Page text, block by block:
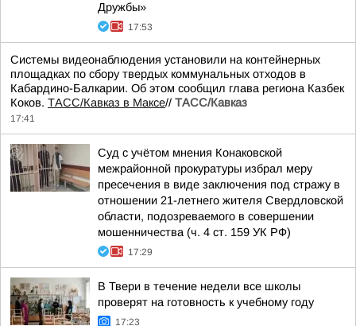
Дружбы»
17:53
Системы видеонаблюдения установили на контейнерных
площадках по сбору твердых коммунальных отходов в
Кабардино-Балкарии. Об этом сообщил глава региона Казбек
Коков. ТАСС/Кавказ в Максе// ТАСС/Кавказ
17:41
Суд с учётом мнения Конаковской
межрайонной прокуратуры избрал меру
пресечения в виде заключения под стражу в
отношении 21-летнего жителя Свердловской
области, подозреваемого в совершении
мошенничества (ч. 4 ст. 159 УК РФ)
17:29
В Твери в течение недели все школы
проверят на готовность к учебному году
17:23